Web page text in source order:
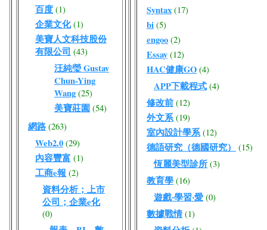
百度 (1)
企業文化 (1)
美寶人文科技股份
有限公司 (43)
汪純瑩 Gustav
Chun-Ying
Wang (25)
美寶莊園 (54)
網路 (263)
Web2.0 (29)
內容豐富 (1)
工商e報 (2)
資料分析；上市
公司；企業e化
(0)
Syntax (17)
bi (5)
engoo (2)
Essay (12)
HAC健康GO (4)
APP下載程式 (4)
修改前 (12)
外文系 (19)
室內設計學系 (12)
德語研究（德國研究） (15)
恆麗美型診所 (3)
教育學 (16)
遊戲‧學習‧愛 (0)
數據戰情 (1)